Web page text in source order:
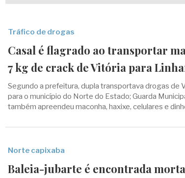
Tráfico de drogas
Casal é flagrado ao transportar
7 kg de crack de Vitória para
Segundo a prefeitura, dupla transportava drogas de
para o município do Norte do Estado; Guarda
também apreendeu maconha, haxixe, celulares e
Norte capixaba
Baleia-jubarte é encontrada